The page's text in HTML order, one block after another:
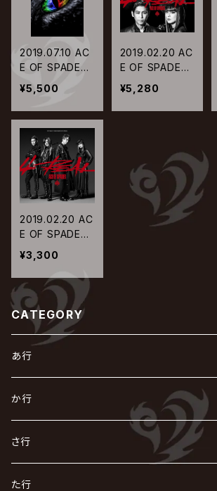
2019.07.10 AC
E OF SPADES
/ ACE OF SPA
DES 1st. TOUR
2019 “4REAL”
-Legendary ni
ght-【通常盤DV
D】
¥5,500
2019.02.20 AC
E OF SPADES
/ 4REAL【CD +
DVD】
¥5,280
2019.02.20 AC
E OF SPADES
/ 4REAL【CD o
nly】
¥3,300
CATEGORY
あ行
あ
R指定
AIOLIN
い
IKUO
う
か行
か
怪人二十面奏
き
さ行
さ
た行